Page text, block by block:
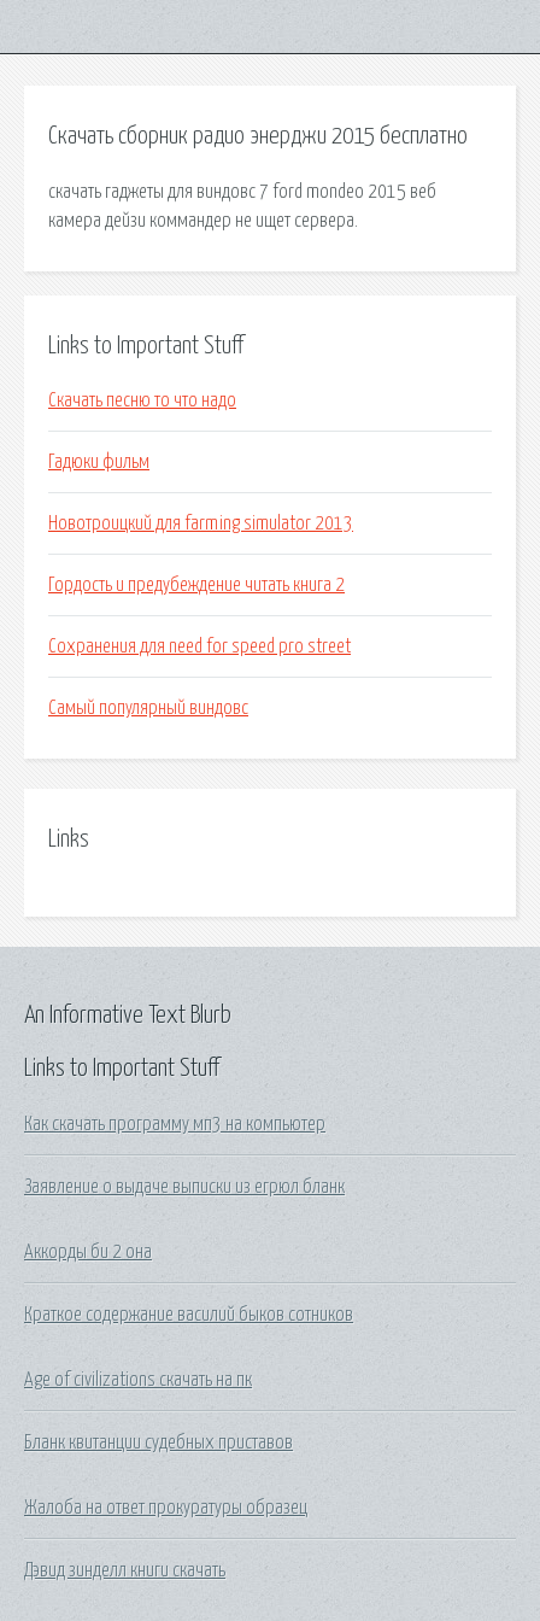
Скачать сборник радио энерджи 2015 бесплатно
скачать гаджеты для виндовс 7 ford mondeo 2015 веб
камера дейзи коммандер не ищет сервера.
Links to Important Stuff
Скачать песню то что надо
Гадюки фильм
Новотроицкий для farming simulator 2013
Гордость и предубеждение читать книга 2
Сохранения для need for speed pro street
Самый популярный виндовс
Links
Links to Important Stuff
Как скачать программу мп3 на компьютер
Заявление о выдаче выписки из егрюл бланк
Аккорды би 2 она
Краткое содержание василий быков сотников
Age of civilizations скачать на пк
Бланк квитанции судебных приставов
Жалоба на ответ прокуратуры образец
Дэвид зинделл книги скачать
An Informative Text Blurb